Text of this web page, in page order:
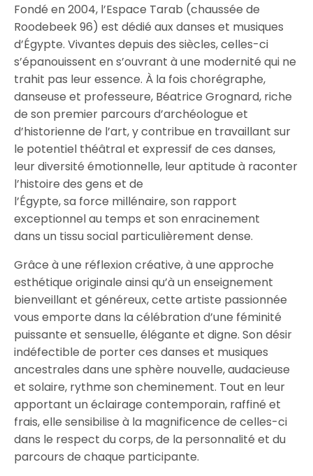
Fondé en 2004, l’Espace Tarab (chaussée de
Roodebeek 96) est dédié aux danses et musiques
d’Égypte. Vivantes depuis des siècles, celles-ci
s’épanouissent en s’ouvrant à une modernité qui ne
trahit pas leur essence. À la fois chorégraphe,
danseuse et professeure, Béatrice Grognard, riche
de son premier parcours d’archéologue et
d’historienne de l’art, y contribue en travaillant sur
le potentiel théâtral et expressif de ces danses,
leur diversité émotionnelle, leur aptitude à raconter
l’histoire des gens et de
l’Égypte, sa force millénaire, son rapport
exceptionnel au temps et son enracinement
dans un tissu social particulièrement dense.
Grâce à une réflexion créative, à une approche
esthétique originale ainsi qu’à un enseignement
bienveillant et généreux, cette artiste passionnée
vous emporte dans la célébration d’une féminité
puissante et sensuelle, élégante et digne. Son désir
indéfectible de porter ces danses et musiques
ancestrales dans une sphère nouvelle, audacieuse
et solaire, rythme son cheminement. Tout en leur
apportant un éclairage contemporain, raffiné et
frais, elle sensibilise à la magnificence de celles-ci
dans le respect du corps, de la personnalité et du
parcours de chaque participante.